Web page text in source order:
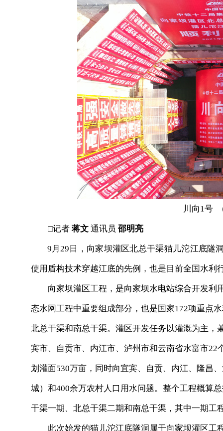
川向1号
□记者蒋文 通讯员 邵明亮
9月29日， 向家坝灌区北总干渠猫儿沱江底隧
使用盾构技术穿越江底的先例 ，也是目前全国水利
向家坝灌区工程 ， 是向家坝水电站综合开发利
态水网工程中重要组成部分 ， 也是国家172项重点
北总干渠和南总干渠。灌区开发任务以灌溉为主
宾市、自贡市、内江市、泸州市和云南省水富市22
划灌面530万亩， 同时向宜宾、 自贡、内江、 隆昌
城）和400余万农村人口用水问题。 整个工程概算
干渠一期、北总干渠二期和南总干渠，其中一期工
此次始发的猫儿沱江底隧洞属于向家坝灌区工